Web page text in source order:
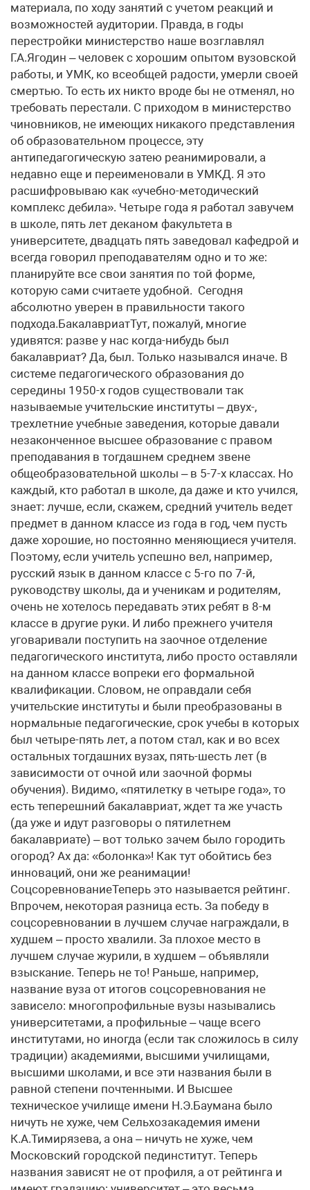
материала, по ходу занятий с учетом реакций и
возможностей аудитории. Правда, в годы
перестройки министерство наше возглавлял
Г.А.Ягодин – человек с хорошим опытом вузовской
работы, и УМК, ко всеобщей радости, умерли своей
смертью. То есть их никто вроде бы не отменял, но
требовать перестали. С приходом в министерство
чиновников, не имеющих никакого представления
об образовательном процессе, эту
антипедагогическую затею реанимировали, а
недавно еще и переименовали в УМКД. Я это
расшифровываю как «учебно-методический
комплекс дебила». Четыре года я работал завучем
в школе, пять лет деканом факультета в
университете, двадцать пять заведовал кафедрой и
всегда говорил преподавателям одно и то же:
планируйте все свои занятия по той форме,
которую сами считаете удобной. Сегодня
абсолютно уверен в правильности такого
подхода.БакалавриатТут, пожалуй, многие
удивятся: разве у нас когда-нибудь был
бакалавриат? Да, был. Только назывался иначе. В
системе педагогического образования до
середины 1950-х годов существовали так
называемые учительские институты – двух-,
трехлетние учебные заведения, которые давали
незаконченное высшее образование с правом
преподавания в тогдашнем среднем звене
общеобразовательной школы – в 5-7-х классах. Но
каждый, кто работал в школе, да даже и кто учился,
знает: лучше, если, скажем, средний учитель ведет
предмет в данном классе из года в год, чем пусть
даже хорошие, но постоянно меняющиеся учителя.
Поэтому, если учитель успешно вел, например,
русский язык в данном классе с 5-го по 7-й,
руководству школы, да и ученикам и родителям,
очень не хотелось передавать этих ребят в 8-м
классе в другие руки. И либо прежнего учителя
уговаривали поступить на заочное отделение
педагогического института, либо просто оставляли
на данном классе вопреки его формальной
квалификации. Словом, не оправдали себя
учительские институты и были преобразованы в
нормальные педагогические, срок учебы в которых
был четыре-пять лет, а потом стал, как и во всех
остальных тогдашних вузах, пять-шесть лет (в
зависимости от очной или заочной формы
обучения). Видимо, «пятилетку в четыре года», то
есть теперешний бакалавриат, ждет та же участь
(да уже и идут разговоры о пятилетнем
бакалавриате) – вот только зачем было городить
огород? Ах да: «болонка»! Как тут обойтись без
инноваций, они же реанимации!
СоцсоревнованиеТеперь это называется рейтинг.
Впрочем, некоторая разница есть. За победу в
соцсоревновании в лучшем случае награждали, в
худшем – просто хвалили. За плохое место в
лучшем случае журили, в худшем – объявляли
взыскание. Теперь не то! Раньше, например,
название вуза от итогов соцсоревнования не
зависело: многопрофильные вузы назывались
университетами, а профильные – чаще всего
институтами, но иногда (если так сложилось в силу
традиции) академиями, высшими училищами,
высшими школами, и все эти названия были в
равной степени почтенными. И Высшее
техническое училище имени Н.Э.Баумана было
ничуть не хуже, чем Сельхозакадемия имени
К.А.Тимирязева, а она – ничуть не хуже, чем
Московский городской пединститут. Теперь
названия зависят не от профиля, а от рейтинга и